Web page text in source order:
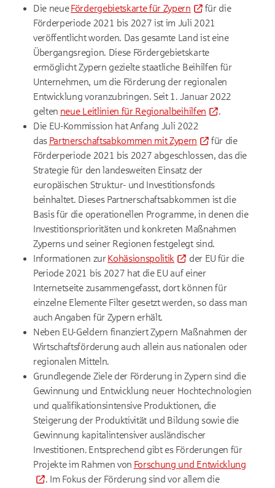
Die neueFördergebietskarte für Zypern
für die
Förderperiode 2021 bis 2027 ist im Juli 2021
veröffentlicht worden. Das gesamte Land ist eine
Übergangsregion. Diese Fördergebietskarte
ermöglicht Zypern gezielte staatliche Beihilfen für
Unternehmen, um die Förderung der regionalen
Entwicklung voranzubringen. Seit 1. Januar 2022
gelten neue Leitlinien für Regionalbeihilfen
.
Die EU-Kommission hat Anfang Juli 2022
das Partnerschaftsabkommen mit Zypern
für die
Förderperiode 2021 bis 2027 abgeschlossen, das die
Strategie für den landesweiten Einsatz der
europäischen Struktur- und Investitionsfonds
beinhaltet. Dieses Partnerschaftsabkommen ist die
Basis für die operationellen Programme, in denen die
Investitionsprioritäten und konkreten Maßnahmen
Zyperns und seiner Regionen festgelegt sind.
Informationen zurKohäsionspolitik
der EU für die
Periode 2021 bis 2027 hat die EU auf einer
Internetseite zusammengefasst, dort können für
einzelne Elemente Filter gesetzt werden, so dass man
auch Angaben für Zypern erhält.
Neben EU-Geldern finanziert Zypern Maßnahmen der
Wirtschaftsförderung auch allein aus nationalen oder
regionalen Mitteln.
Grundlegende Ziele der Förderung in Zypern sind die
Gewinnung und Entwicklung neuer Hochtechnologien
und qualifikationsintensive Produktionen, die
Steigerung der Produktivität und Bildung sowie die
Gewinnung kapitalintensiver ausländischer
Investitionen. Entsprechend gibt es Förderungen für
Projekte im Rahmen von Forschung und Entwicklung
. Im Fokus der Förderung sind vor allem die